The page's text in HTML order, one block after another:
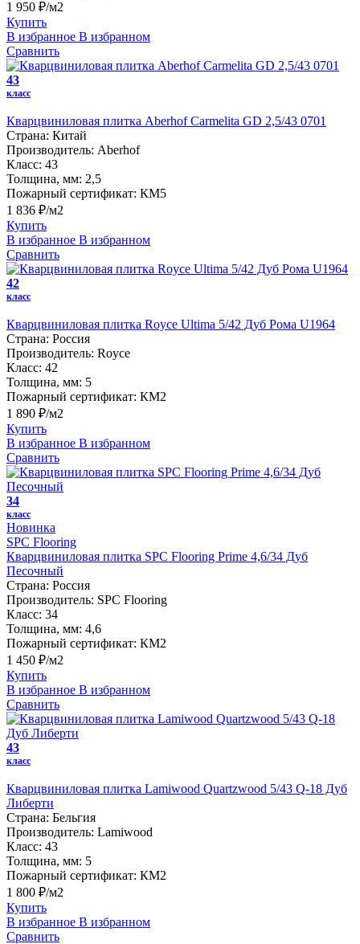
1 950 ₽/м2
Купить
В избранное В избранном
Сравнить
43
класс
Кварцвиниловая плитка Aberhof Carmelita GD 2,5/43 0701
Страна: Китай
Производитель: Aberhof
Класс: 43
Толщина, мм: 2,5
Пожарный сертификат: КМ5
1 836 ₽/м2
Купить
В избранное В избранном
Сравнить
42
класс
Кварцвиниловая плитка Royce Ultima 5/42 Дуб Рома U1964
Страна: Россия
Производитель: Royce
Класс: 42
Толщина, мм: 5
Пожарный сертификат: КМ2
1 890 ₽/м2
Купить
В избранное В избранном
Сравнить
34
класс
Новинка
SPC Flooring
Кварцвиниловая плитка SPC Flooring Prime 4,6/34 Дуб
Песочный
Страна: Россия
Производитель: SPC Flooring
Класс: 34
Толщина, мм: 4,6
Пожарный сертификат: КМ2
1 450 ₽/м2
Купить
В избранное В избранном
Сравнить
43
класс
Кварцвиниловая плитка Lamiwood Quartzwood 5/43 Q-18 Дуб
Либерти
Страна: Бельгия
Производитель: Lamiwood
Класс: 43
Толщина, мм: 5
Пожарный сертификат: КМ2
1 800 ₽/м2
Купить
В избранное В избранном
Сравнить